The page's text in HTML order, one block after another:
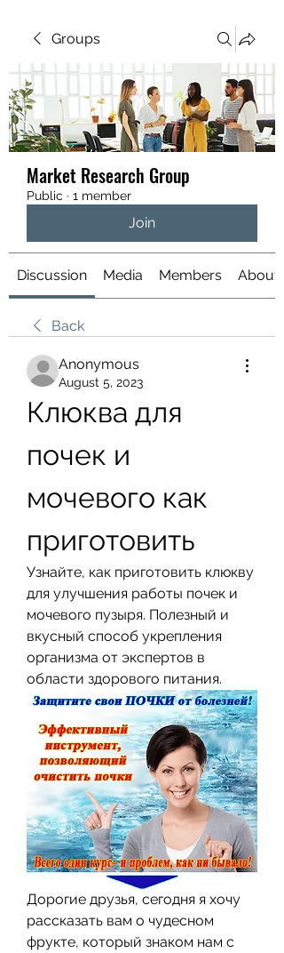
Groups
Market Research Group
Public · 1 member
Join
Discussion Media Members About
Back
Anonymous
August 5, 2023
Клюква для
почек и
мочевого как
приготовить
Узнайте, как приготовить клюкву
для улучшения работы почек и
мочевого пузыря. Полезный и
вкусный способ укрепления
организма от экспертов в
области здорового питания.
Дорогие друзья, сегодня я хочу
рассказать вам о чудесном
фрукте, который знаком нам с